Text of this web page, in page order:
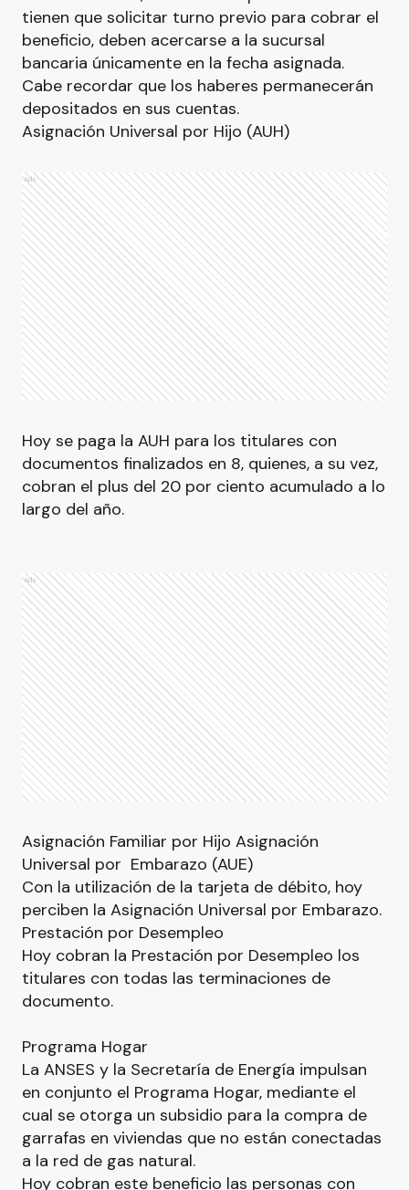
tienen que solicitar turno previo para cobrar el
beneficio, deben acercarse a la sucursal
bancaria únicamente en la fecha asignada.
Cabe recordar que los haberes permanecerán
depositados en sus cuentas.
Asignación Universal por Hijo (AUH)
Ads
Hoy se paga la AUH para los titulares con
documentos finalizados en 8, quienes, a su vez,
cobran el plus del 20 por ciento acumulado a lo
largo del año.
Ads
Asignación Familiar por Hijo Asignación
Universal por Embarazo (AUE)
Con la utilización de la tarjeta de débito, hoy
perciben la Asignación Universal por Embarazo.
Prestación por Desempleo
Hoy cobran la Prestación por Desempleo los
titulares con todas las terminaciones de
documento.
Programa Hogar
La ANSES y la Secretaría de Energía impulsan
en conjunto el Programa Hogar, mediante el
cual se otorga un subsidio para la compra de
garrafas en viviendas que no están conectadas
a la red de gas natural.
Hoy cobran este beneficio las personas con